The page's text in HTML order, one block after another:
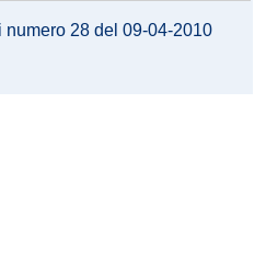
28 del 09-04-2010